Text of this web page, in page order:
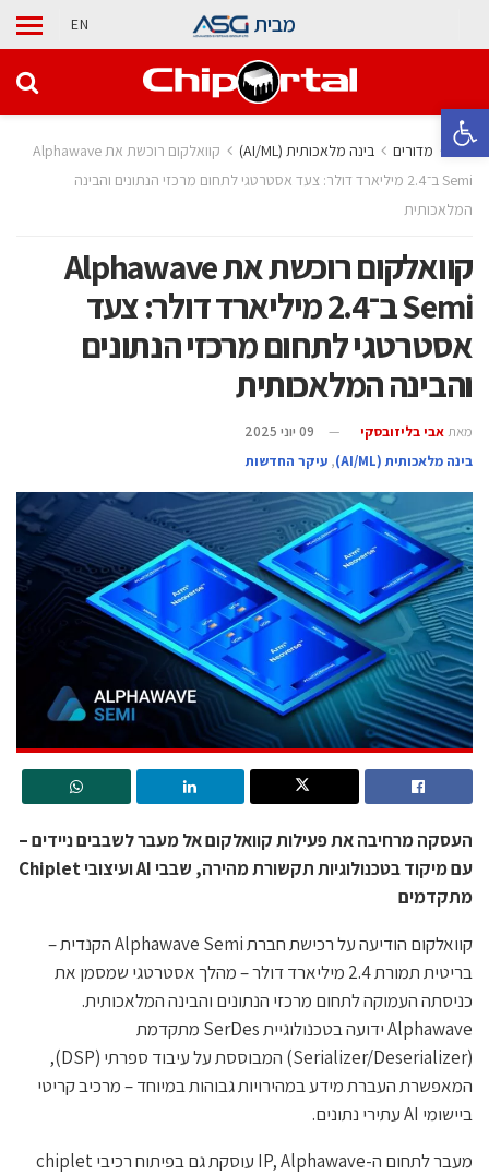
פתח סרגל נגישות
מבית EN
בית מדורים בינה מלאכותית (AI/ML)
קוואלקום רוכשת את Alphawave
Semi ב־2.4 מיליארד דולר: צעד אסטרטגי לתחום מרכזי הנתונים והבינה
המלאכותית
קוואלקום רוכשת את Alphawave
Semi ב־2.4 מיליארד דולר: צעד
אסטרטגי לתחום מרכזי הנתונים
והבינה המלאכותית
מאת אבי בליזובסקי
09 יוני 2025
בינה מלאכותית (AI/ML)
, עיקר החדשות
העסקה מרחיבה את פעילות קוואלקום אל מעבר לשבבים ניידים –
עם מיקוד בטכנולוגיות תקשורת מהירה, שבבי AI ועיצובי Chiplet
מתקדמים
קוואלקום הודיעה על רכישת חברת Alphawave Semi הקנדית –
בריטית תמורת 2.4 מיליארד דולר – מהלך אסטרטגי שמסמן את
כניסתה העמוקה לתחום מרכזי הנתונים והבינה המלאכותית.
Alphawave ידועה בטכנולוגיית SerDes מתקדמת
(Serializer/Deserializer) המבוססת על עיבוד ספרתי (DSP),
המאפשרת העברת מידע במהירויות גבוהות במיוחד – מרכיב קריטי
ביישומי AI עתירי נתונים.
מעבר לתחום ה-IP, Alphawave עוסקת גם בפיתוח רכיבי chiplet